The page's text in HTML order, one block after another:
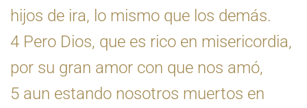
hijos de ira, lo mismo que los demás.
4 Pero Dios, que es rico en misericordia,
por su gran amor con que nos amó,
5 aun estando nosotros muertos en